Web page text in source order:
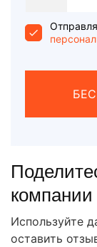
+1
Используйте
оставить